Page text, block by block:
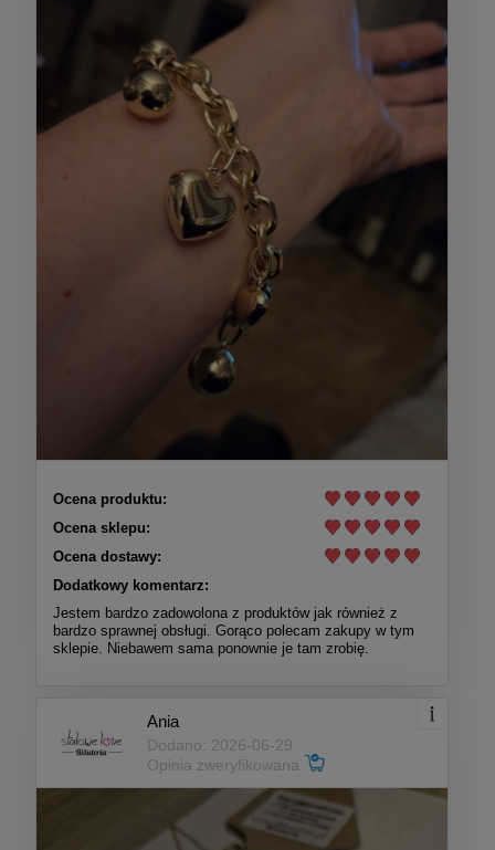
Ocena produktu:
Ocena sklepu:
Ocena dostawy:
Dodatkowy komentarz:
Jestem bardzo zadowolona z produktów jak również z
bardzo sprawnej obsługi. Gorąco polecam zakupy w tym
sklepie. Niebawem sama ponownie je tam zrobię.
Ania
Dodano: 2026-06-29
Opinia zweryfikowana